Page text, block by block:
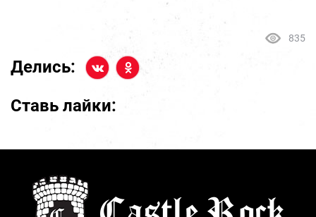
835
Делись:
Ставь лайки: